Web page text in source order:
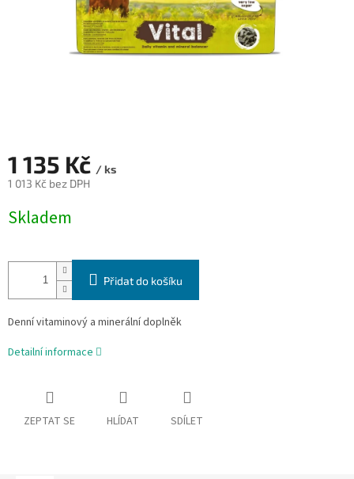
1 135 Kč / ks
1 013 Kč bez DPH
cena:
Skladem
Přidat do košíku
Denní vitaminový a minerální doplněk
Detailní informace
ZEPTAT SE HLÍDAT SDÍLET